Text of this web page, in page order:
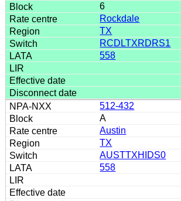
6
Rockdale
TX
RCDLTXRDRS1
558
512-432
A
Austin
TX
AUSTTXHIDS0
558